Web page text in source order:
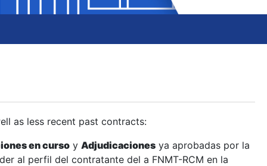
as less recent past contracts:
en curso y Adjudicaciones ya aprobadas por la
al perfil del contratante del a FNMT-RCM en la